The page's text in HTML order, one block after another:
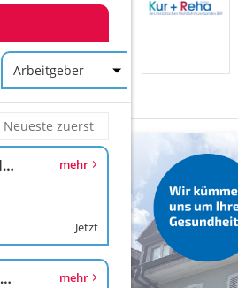
Arbeitgeber
Pflegefachkraft (m/w/d) für unsere Sozialstation mehr
Jetzt
Pflegefachkraft (m/w/d) für den stationären Bereich mehr